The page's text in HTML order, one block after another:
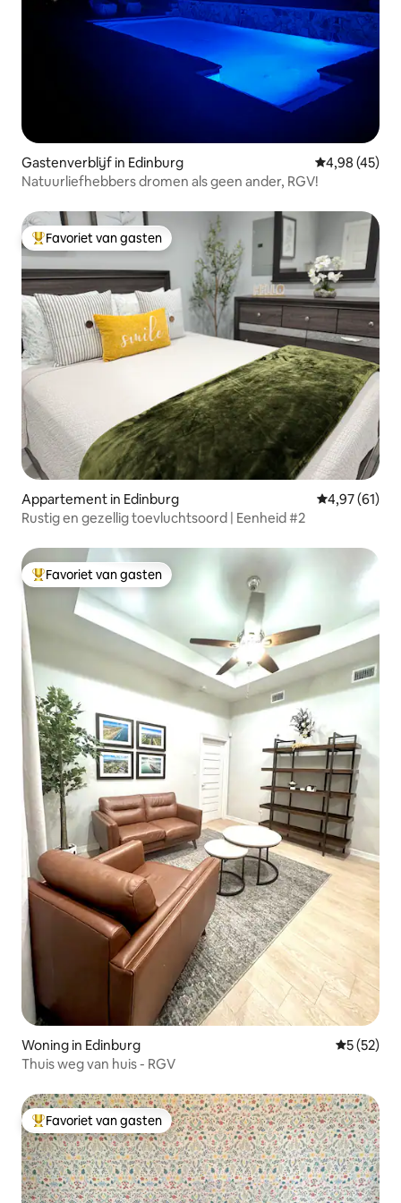
Gastenverblijf in Edinburg Gemiddelde
4,98 (45)
Natuurliefhebbers dromen als geen ander, RGV!
Topfavoriet van gasten
Favoriet van gasten
Appartement in Edinburg Gemiddelde
4,97 (61)
Rustig en gezellig toevluchtsoord | Eenheid #2
Topfavoriet van gasten
Favoriet van gasten
Woning in Edinburg
5 (52)
Thuis weg van huis - RGV
Topfavoriet van gasten
Favoriet van gasten